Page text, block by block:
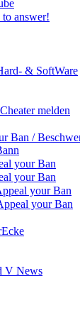
answer!
& SoftWare
melden
Ban /
your Ban
your Ban
your Ban
your Ban
V News